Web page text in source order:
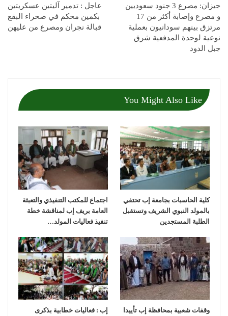
جيزان: مصرع 3 جنود سعوديين
و مصرع وإصابة أكثر من 17
مرتزق بينهم سودانيون بعملية
نوعية لوحدة المدفعية شرق
جبل الدود
عاجل : تدمير آليتين عسكريتين
بكمين محكم في صحراء البقع
قبالة نجران ومصرع من عليهن
You Might Also Like
كلية الحاسبات بجامعة إب تحتفي
بالمولد النبوي الشريف وتستقبل
الطلبة المستجدين
اجتماع للمكتب التنفيذي والتعبئة
العامة بريف إب لمناقشة خطة
تنفيذ فعاليات المولد…
وقفات شعبية بمحافظة إب تأييدا
إب : فعاليات خطابية بذكرى